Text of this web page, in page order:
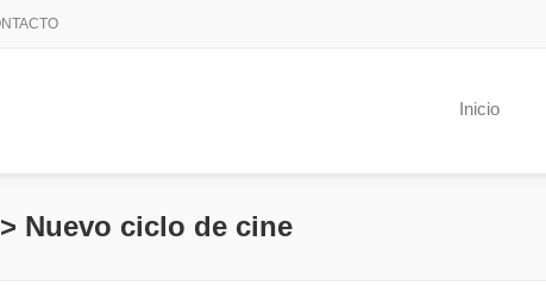
Inicio
Nuevo ciclo de cine